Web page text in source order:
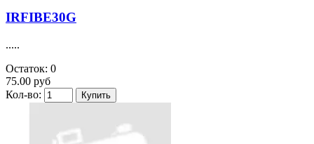
IRFIBE30G
.....
Остаток: 0
75.00 руб
Кол-во: